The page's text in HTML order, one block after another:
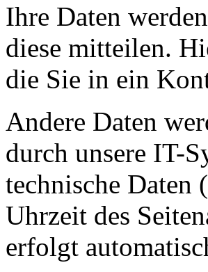
Ihre Daten
diese mitteilen.
die Sie in ein
Andere Daten
durch unsere IT-
technische Daten
Uhrzeit des
erfolgt